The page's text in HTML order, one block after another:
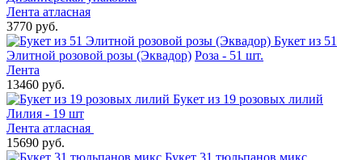
Лента атласная
3770 руб.
Букет из 51
Элитной розовой розы (Эквадор) Роза - 51 шт.
Лента
13460 руб.
Букет из 19 розовых лилий
Лилия - 19 шт
Лента атласная
15690 руб.
Букет 31 тюльпанов микс